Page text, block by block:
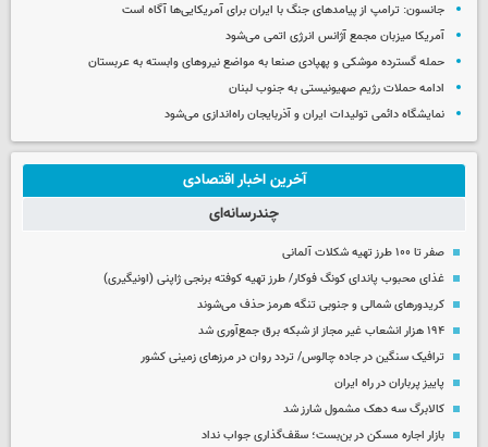
جانسون: ترامپ از پیامدهای جنگ با ایران برای آمریکایی‌ها آگاه است
آمریکا میزبان مجمع آژانس انرژی اتمی می‌شود
حمله گسترده موشکی و پهپادی صنعا به مواضع نیروهای وابسته به عربستان
ادامه حملات رژیم صهیونیستی به جنوب لبنان
نمایشگاه دائمی تولیدات ایران و آذربایجان راه‌اندازی می‌شود
آخرین اخبار اقتصادی
چندرسانه‌ای
صفر تا ۱۰۰ طرز تهیه شکلات آلمانی
غذای محبوب پاندای کونگ فوکار/ طرز تهیه کوفته برنجی ژاپنی (اونیگیری)
کریدورهای شمالی و جنوبی تنگه هرمز حذف می‌شوند
۱۹۴ هزار انشعاب غیر مجاز از شبکه برق جمع‌آوری شد
ترافیک سنگین در جاده چالوس/ تردد روان در مرزهای زمینی کشور
پاییز پرباران در راه ایران
کالابرگ سه دهک مشمول شارز شد
بازار اجاره مسکن در بن‌بست؛ سقف‌گذاری جواب نداد